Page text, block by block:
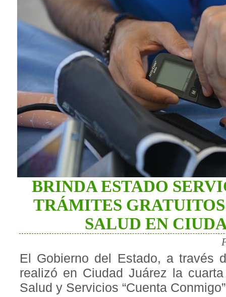
BRINDA ESTADO
TRÁMITES
SALUD EN
El Gobierno del Estado, a través
realizó en Ciudad Juárez la
Salud y Servicios “Cuenta